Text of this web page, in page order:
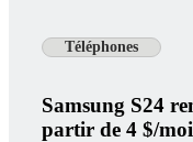
Téléphones
Samsung S24
partir de 4 $/